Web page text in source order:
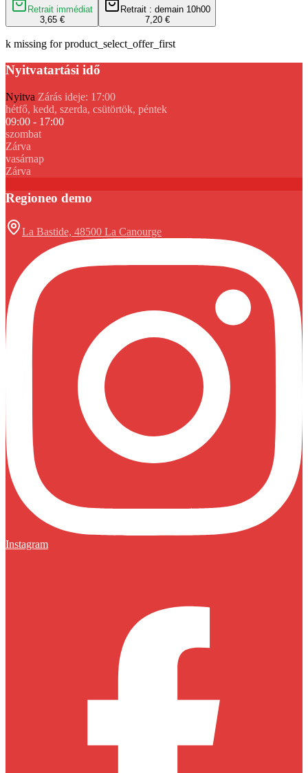
Retrait immédiat
3,65 €
Retrait : demain 10h00
7,20 €
k missing for product_select_offer_first
Nyitvatartási idő
Nyitva Zárás ideje: 17:00
hétfő, kedd, szerda, csütörtök, péntek
09:00 - 17:00
szombat
Zárva
vasárnap
Zárva
Regioneo demo
La Bastide, 48500 La Canourge
Instagram